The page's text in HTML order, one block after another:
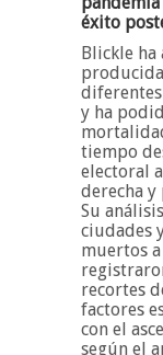
éxito
Blickle ha
y ha
tiempo
electoral
derecha
Su
ciudades
muertos
recortes
factores
con el
según el